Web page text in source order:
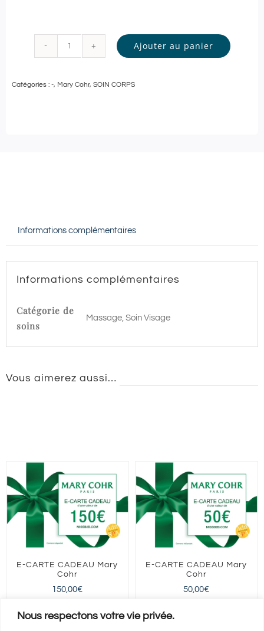
Nous respectons votre vie privée.
DS
–
90
|
Cohr
Ajouter au panier
Catégories : -, Mary Cohr, SOIN CORPS
Informations complémentaires
Informations complémentaires
Catégorie de
soins
Massage, Soin Visage
Vous aimerez aussi…
E-CARTE CADEAU Mary
Cohr
150,00€
FRANCE entière
E-CARTE CADEAU Mary
Cohr
50,00€